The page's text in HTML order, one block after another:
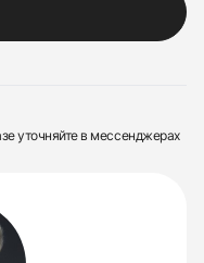
уточняйте в мессенджерах